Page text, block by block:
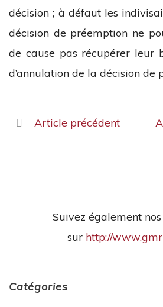
décision ; à défaut les
décision de préemption ne
de cause pas récupérer leur
d’annulation de la décision de
Article précédent
Suivez également
sur http://
Catégories